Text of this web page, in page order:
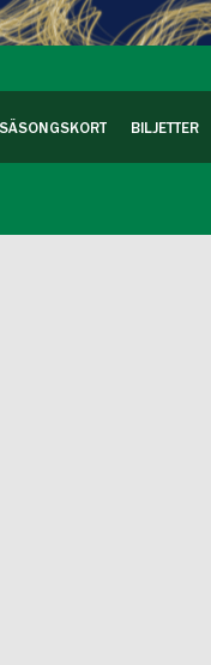
SÄSONGSKORT BILJETTER